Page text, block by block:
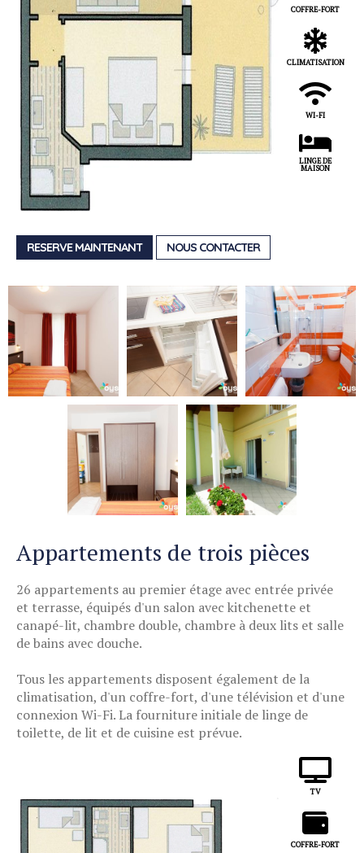
COFFRE-FORT​
CLIMATISATION​
WI-FI
LINGE DE
MAISON
RESERVE MAINTENANT NOUS CONTACTER
Appartements de trois pièces
26 appartements au premier étage avec entrée privée
et terrasse, équipés d'un salon avec kitchenette et
canapé-lit, chambre double, chambre à deux lits et salle
de bains avec douche.
Tous les appartements disposent également de la
climatisation, d'un coffre-fort, d'une télévision et d'une
connexion Wi-Fi. La fourniture initiale de linge de
toilette, de lit et de cuisine est prévue.
TV
COFFRE-FORT